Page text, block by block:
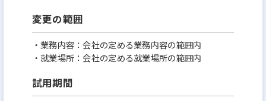
変更の範囲
・業務内容：会社の定める業務内容の範囲内
・就業場所：会社の定める就業場所の範囲内
試用期間